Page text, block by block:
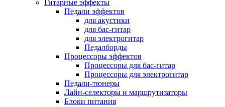
Гитарные эффекты
Педали эффектов
для акустики
для бас-гитар
для электрогитар
Педалборды
Процессоры эффектов
Процессоры для бас-гитар
Процессоры для электрогитар
Педали-тюнеры
Лайн-селекторы и маршрутизаторы
Блоки питания